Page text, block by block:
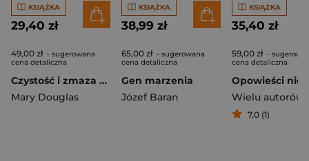
KSIĄŻKA
29,40 zł
49,00 zł - sugerowana
cena detaliczna
Czystość i zmaza wyd. 2
Mary Douglas
KSIĄŻKA
38,99 zł
65,00 zł - sugerowana
cena detaliczna
Gen marzenia
Józef Baran
KSIĄŻKA
35,40 zł
59,00 zł -
cena detaliczna
Wielu autorów
7,0 (1)